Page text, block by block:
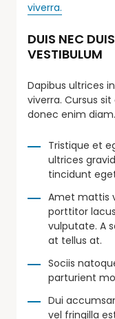
viverra.
DUIS NEC
VESTIBULUM
Dapibus ultrices
viverra. Cursus
donec enim diam.
Tristique et
ultrices
tincidunt
Amet mattis
porttitor
vulputate. A
at tellus at.
Sociis
parturient
Dui
vel fringilla